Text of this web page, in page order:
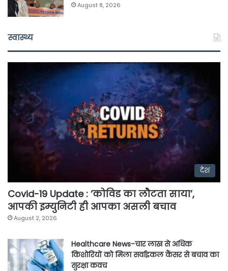
August 8, 2026
स्वास्थ्य
देश
Covid-19 Update : ‘कोविड का लौटता साया’,
आपकी इम्युनिटी ही आपका असली बचाव
August 2, 2026
Healthcare News-चार लाख से अधिक
किशोरियों को मिला सर्वाइकल कैंसर से बचाव का
सुरक्षा कवच